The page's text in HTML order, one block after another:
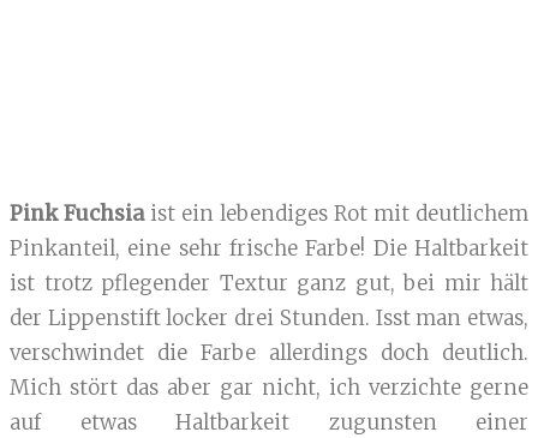
Pink Fuchsiaist ein lebendiges Rot mit deutlichem
Pinkanteil, eine sehr frische Farbe! Die Haltbarkeit
ist trotz pflegender Textur ganz gut, bei mir hält
der Lippenstift locker drei Stunden. Isst man etwas,
verschwindet die Farbe allerdings doch deutlich.
Mich stört das aber gar nicht, ich verzichte gerne
auf etwas Haltbarkeit zugunsten einer